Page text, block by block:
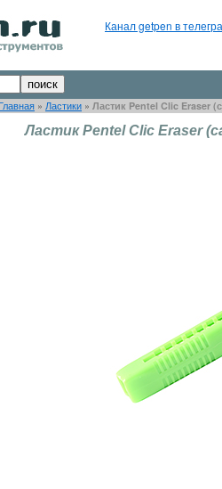
Канал getpen в
Главная » Ластики » Ластик Pentel Clic Eraser
Ластик Pentel Clic Eraser